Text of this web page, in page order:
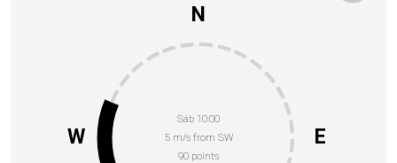
Sáb 10:00
5 m/s from SW
90 points
N
E
W